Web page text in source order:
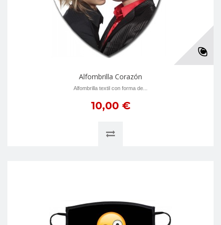
Alfombrilla Corazón
Alfombrilla textil con forma de...
10,00 €